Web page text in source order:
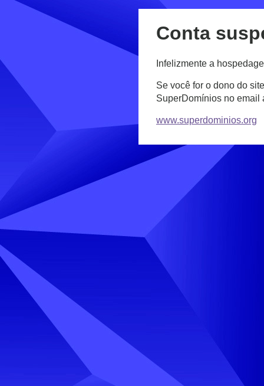
Conta
Infelizmente a
Se você for o dono do
SuperDomínios no email
www.superdominios.org